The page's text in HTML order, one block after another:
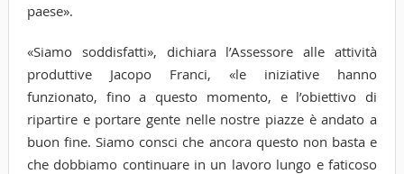
paese».
«Siamo soddisfatti», dichiara l’Assessore alle attività
produttive Jacopo Franci, «le iniziative hanno
funzionato, fino a questo momento, e l’obiettivo di
ripartire e portare gente nelle nostre piazze è andato a
buon fine. Siamo consci che ancora questo non basta e
che dobbiamo continuare in un lavoro lungo e faticoso